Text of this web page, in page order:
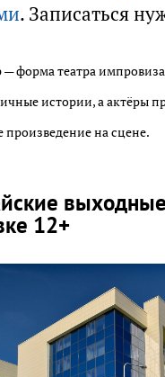
. Записаться
форма театра
истории, а актёры
произведение на сцене.
12+